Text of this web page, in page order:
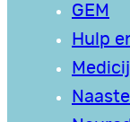
GEM
Hulp